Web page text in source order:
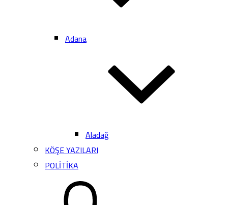
Adana
Aladağ
KÖŞE YAZILARI
POLİTİKA